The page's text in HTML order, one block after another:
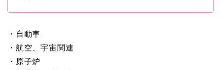
・自動車
・航空、宇宙関連
・原子炉